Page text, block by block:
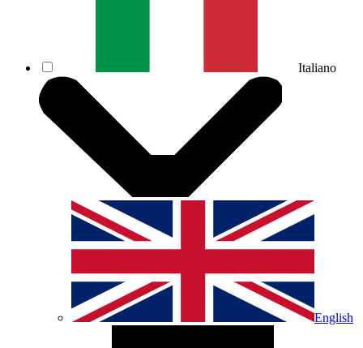
Italiano
English